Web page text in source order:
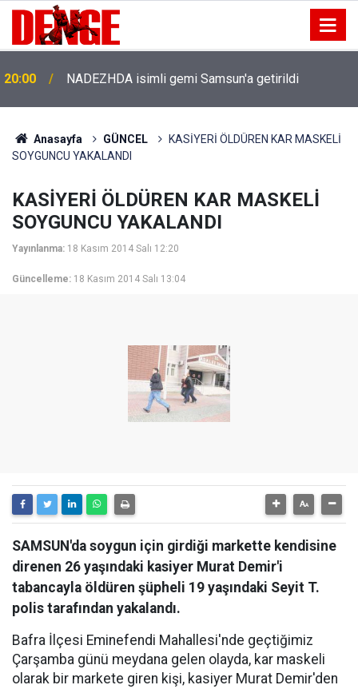
20:00 NADEZHDA isimli gemi Samsun'a getirildi
Anasayfa GÜNCEL
KASİYERİ ÖLDÜREN KAR MASKELİ
SOYGUNCU YAKALANDI
KASİYERİ ÖLDÜREN KAR MASKELİ
SOYGUNCU YAKALANDI
Yayınlanma: 18 Kasım 2014 Salı 12:20
Güncelleme: 18 Kasım 2014 Salı 13:04
SAMSUN'da soygun için girdiği markette kendisine
direnen 26 yaşındaki kasiyer Murat Demir'i
tabancayla öldüren şüpheli 19 yaşındaki Seyit T.
polis tarafından yakalandı.
Bafra İlçesi Eminefendi Mahallesi'nde geçtiğimiz
Çarşamba günü meydana gelen olayda, kar maskeli
olarak bir markete giren kişi, kasiyer Murat Demir'den